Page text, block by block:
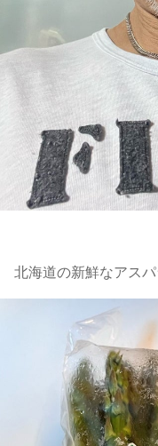
北海道の新鮮なアス